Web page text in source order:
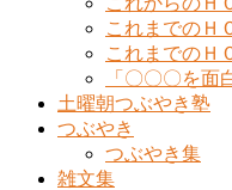
これまでのＨ
これまでのＨ
「〇〇〇を
土曜朝つぶやき塾
つぶやき
つぶやき集
雑文集